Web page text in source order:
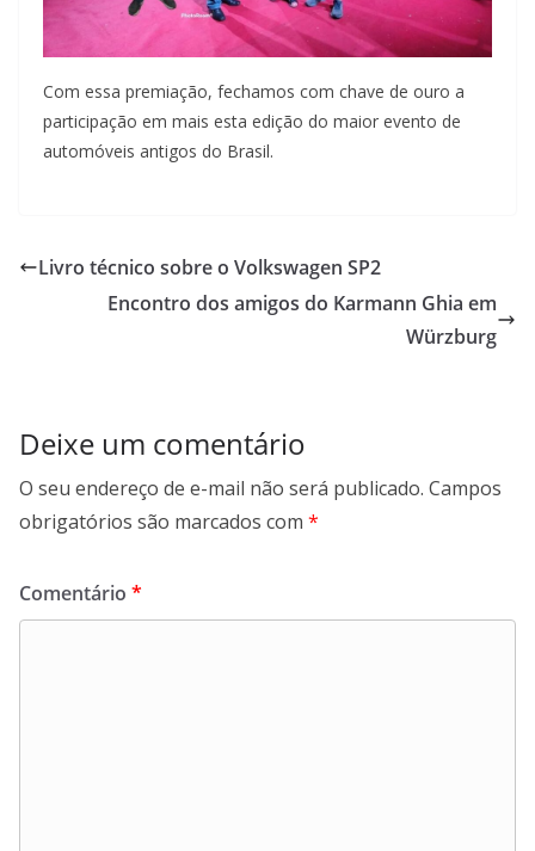
Com essa premiação, fechamos com chave de ouro a
participação em mais esta edição do maior evento de
automóveis antigos do Brasil.
Livro técnico sobre o Volkswagen SP2
Encontro dos amigos do Karmann Ghia em
Würzburg
Deixe um comentário
O seu endereço de e-mail não será publicado. Campos
obrigatórios são marcados com *
Comentário *